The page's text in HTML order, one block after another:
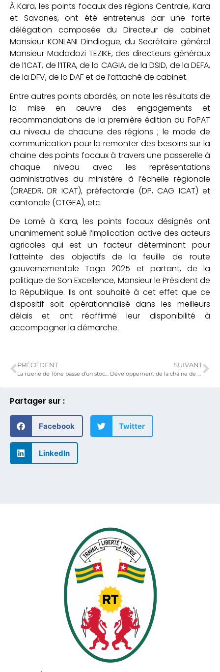
Partager sur :
Facebook Twitter
LinkedIn
À Kara, les points focaux des régions Centrale, Kara
et Savanes, ont été entretenus par une forte
délégation composée du Directeur de cabinet
Monsieur KONLANI Dindiogue, du Secrétaire général
Monsieur Madadozi TEZIKE, des directeurs généraux
de l’ICAT, de l’ITRA, de la CAGIA, de la DSID, de la DEFA,
de la DFV, de la DAF et de l’attaché de cabinet.
Entre autres points abordés, on note les résultats de
la mise en œuvre des engagements et
recommandations de la première édition du FoPAT
au niveau de chacune des régions ; le mode de
communication pour la remonter des besoins sur la
chaine des points focaux à travers une passerelle à
chaque niveau avec les représentations
administratives du ministère à l’échelle régionale
(DRAEDR, DR ICAT), préfectorale (DP, CAG ICAT) et
cantonale (CTGEA), etc.
De Lomé à Kara, les points focaux désignés ont
unanimement salué l’implication active des acteurs
agricoles qui est un facteur déterminant pour
l’atteinte des objectifs de la feuille de route
gouvernementale Togo 2025 et partant, de la
politique de Son Excellence, Monsieur le Président de
la République. Ils ont souhaité à cet effet que ce
dispositif soit opérationnalisé dans les meilleurs
délais et ont réaffirmé leur disponibilité à
accompagner la démarche.
PRÉCÉDENT
La rizerie de Tône passe d’un stock de 800 à 2000 tonnes de riz paddy grâce au FSRP
SUIVANT
Développement de la chaine de froid au Togo : le FSRP a l’étape de l’évaluation des infrastructures et l’identification des cas commerciaux